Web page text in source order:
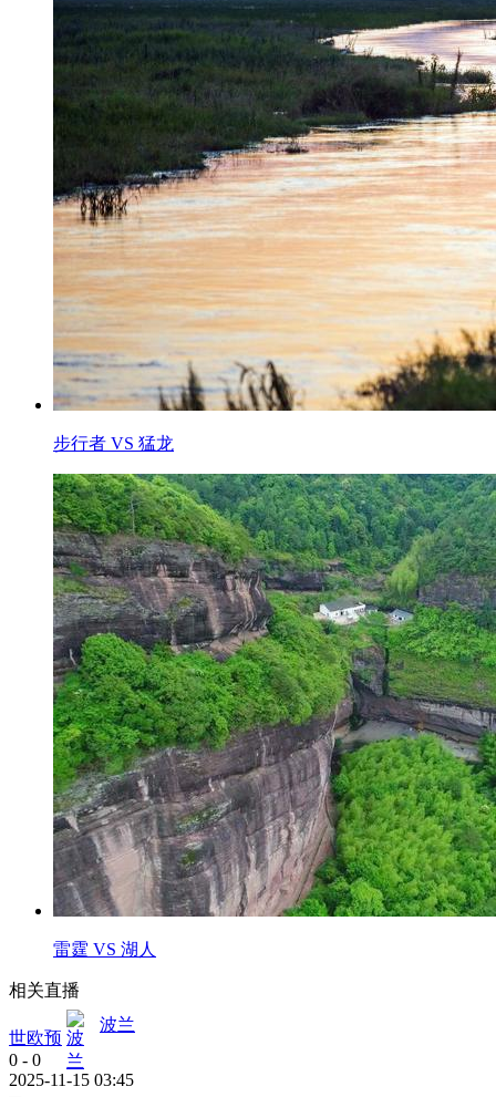
步行者 VS 猛龙
雷霆 VS 湖人
相关直播
世欧预
波兰
0 - 0
2025-11-15 03:45